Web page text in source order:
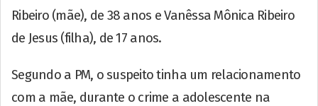
Ribeiro (mãe), de 38 anos e Vanêssa Mônica Ribeiro
de Jesus (filha), de 17 anos.
Segundo a PM, o suspeito tinha um relacionamento
com a mãe, durante o crime a adolescente na